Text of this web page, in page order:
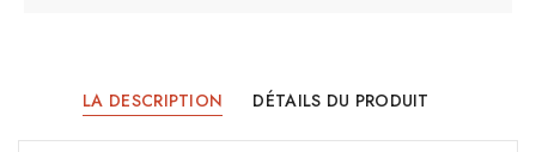
LA DESCRIPTION DÉTAILS DU PRODUIT